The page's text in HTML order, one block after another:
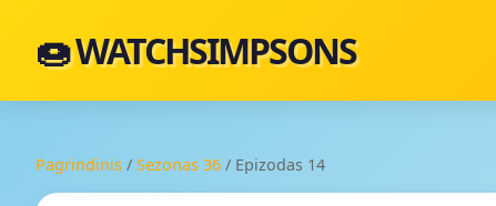
🍩 WATCHSIMPSONS
Pagrindinis / Sezonas 36 / Epizodas 14